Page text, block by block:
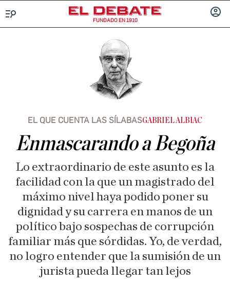
FUNDADO EN 1910
EL QUE CUENTA LAS SÍLABASGABRIEL ALBIAC
Enmascarando a Begoña
Lo extraordinario de este asunto es la
facilidad con la que un magistrado del
máximo nivel haya podido poner su
dignidad y su carrera en manos de un
político bajo sospechas de corrupción
familiar más que sórdidas. Yo, de verdad,
no logro entender que la sumisión de un
jurista pueda llegar tan lejos